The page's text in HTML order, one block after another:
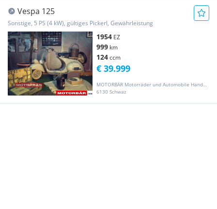
Vespa 125
Sonstige, 5 PS (4 kW), gültiges Pickerl, Gewährleistung
1954 EZ
999 km
124ccm
MOTORBÄR Motorräder und Automobile Handelsgesellschaft m.b.H.
6130 Schwaz
€ 39.999